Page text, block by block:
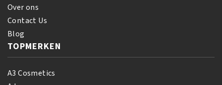
Over ons
Contact Us
Blog
TOPMERKEN
A3 Cosmetics